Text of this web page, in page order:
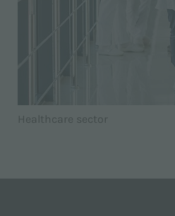
Healthcare sector